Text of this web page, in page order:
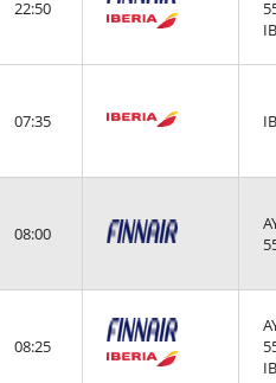
22:50
07:35
08:00
08:25